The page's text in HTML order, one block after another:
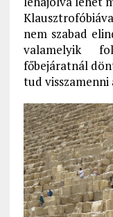
nem szabad
valamelyik
főbejáratnál
tud